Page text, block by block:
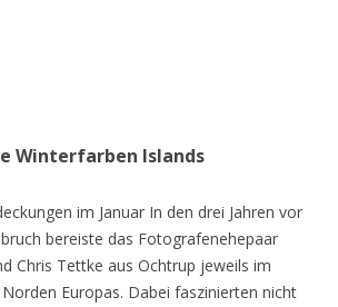
Winterfarben Islands
im Januar In den drei Jahren vor
bereiste das Fotografenehepaar
Chris Tettke aus Ochtrup jeweils im
Europas. Dabei faszinierten nicht